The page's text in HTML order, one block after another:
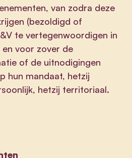
van zodra deze
(bezoldigd of
te vertegenwoordigen in
voor zover de
of de uitnodigingen
hun mandaat, hetzij
hetzij territoriaal.